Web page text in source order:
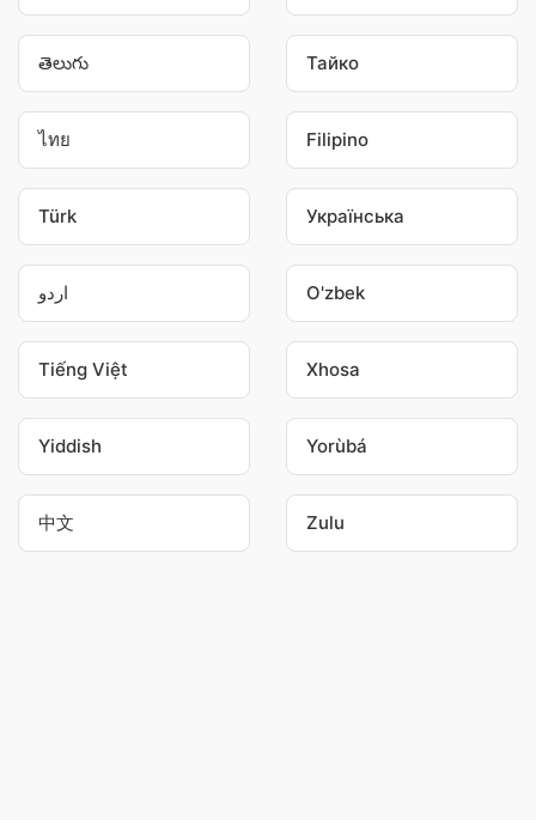
తెలుగు Тайко
ไทย Filipino
Türk Українська
اردو O'zbek
Tiếng Việt Xhosa
Yiddish Yorùbá
中文 Zulu